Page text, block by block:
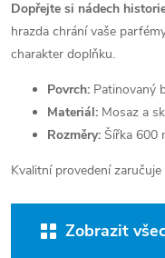
Dopřejte si nádech
hrazda chrání vaše
charakter doplňku.
Povrch: Patinovaný
Materiál: Mosaz a
Rozměry: Šířka 600
Kvalitní provedení
Zobrazit